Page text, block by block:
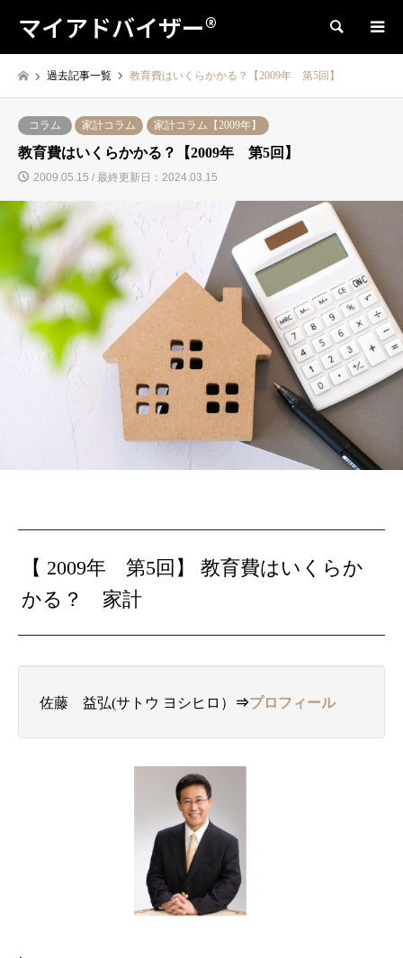
マイアドバイザー® 検索
過去記事一覧 教育費はいくらかかる？【2009年 第5回】
コラム 家計コラム 家計コラム【2009年】
教育費はいくらかかる？【2009年 第5回】
2009.05.15 / 最終更新日：2024.03.15
【 2009年 第5回】教育費はいくらか
かる？ 家計
佐藤 益弘(サトウ ヨシヒロ） ⇒プロフィール